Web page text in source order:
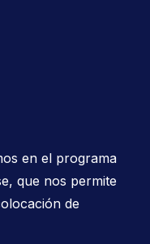
en el programa
que nos permite
de